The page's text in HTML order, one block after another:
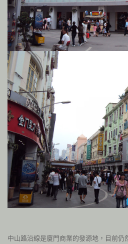
中山路沿線是廈門商業的發源地，目前仍